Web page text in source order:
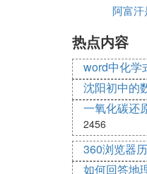
阿富汗
热点内容
word中化学
沈阳初中的
一氧化碳还
2456
360浏览器
如何回答地